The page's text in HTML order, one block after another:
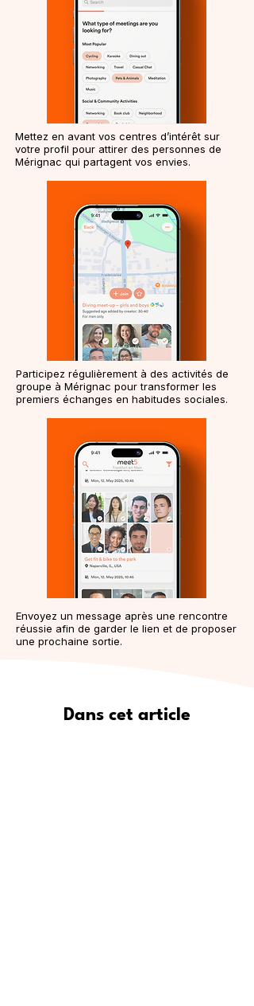
Mettez en avant vos centres d’intérêt sur
votre profil pour attirer des personnes de
Mérignac qui partagent vos envies.
Participez régulièrement à des activités de
groupe à Mérignac pour transformer les
premiers échanges en habitudes sociales.
Envoyez un message après une rencontre
réussie afin de garder le lien et de proposer
une prochaine sortie.
Dans cet article